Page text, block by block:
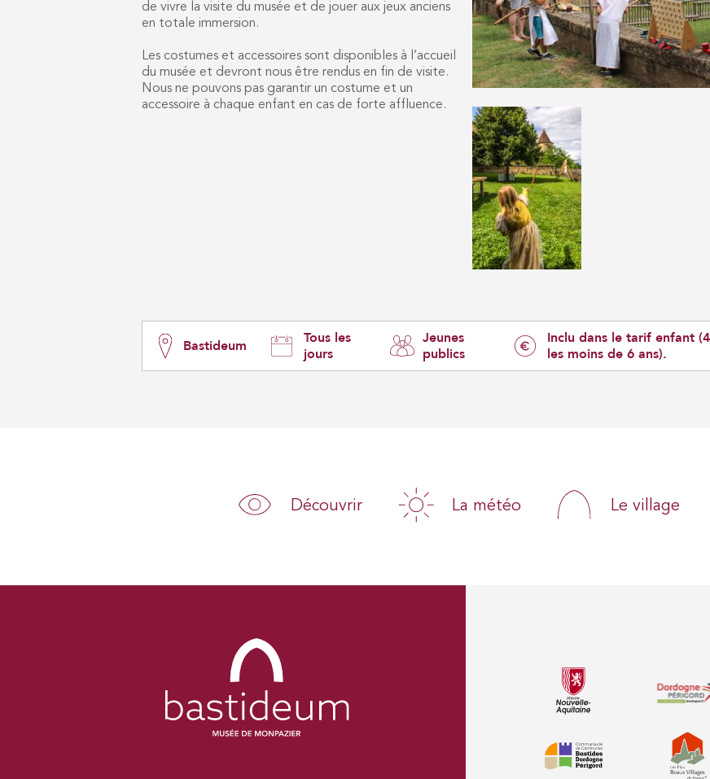
de vivre la visite du musée et de jouer aux jeux anciens
en totale immersion.
Les costumes et accessoires sont disponibles à l’accueil
du musée et devront nous être rendus en fin de visite.
Nous ne pouvons pas garantir un costume et un
accessoire à chaque enfant en cas de forte affluence.
Bastideum
Tous les
jours
Jeunes
publics
Inclu dans le tarif enfant
les moins de 6 ans).
Découvrir La météo Le village